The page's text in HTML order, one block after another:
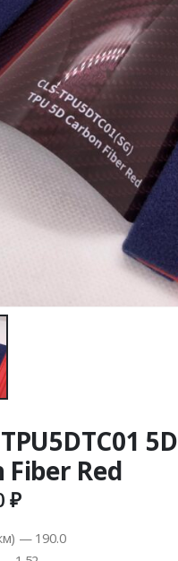
5D
Fiber Red
₽
— 190.0